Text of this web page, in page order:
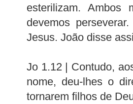
esterilizam. Ambos
devemos
Jesus. João disse
Jo 1.12 | Contudo,
nome, deu-lhes o
tornarem filhos de